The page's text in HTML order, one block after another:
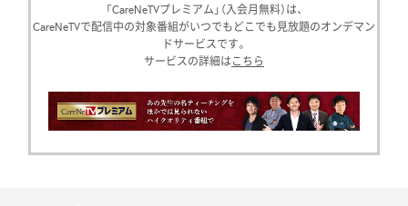
「CareNeTVプレミアム」（入会月無料）は、
CareNeTVで配信中の対象番組がいつでもどこでも見放題のオンデマン
ドサービスです。
サービスの詳細はこちら